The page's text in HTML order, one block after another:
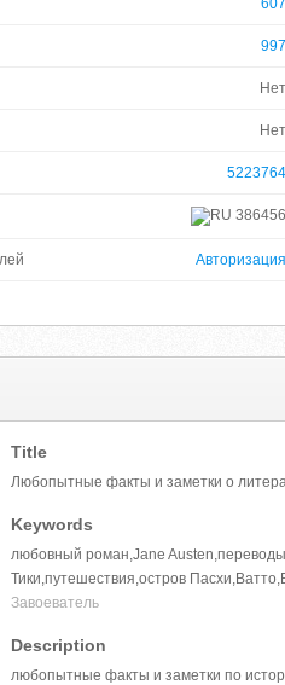
607
997
Нет
Нет
5223764
386456
Авторизация
Title
Любопытные факты и заметки о
Keywords
любовный роман,Jane
Тики,путешествия,остров
Завоеватель
Description
любопытные факты и заметки по